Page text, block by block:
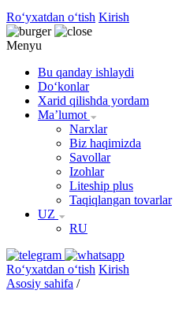
Roʻyxatdan oʻtish Kirish
Menyu
Bu qanday ishlaydi
Doʻkonlar
Xarid qilishda yordam
Maʼlumot
Narxlar
Biz haqimizda
Savollar
Izohlar
Liteship plus
Taqiqlangan tovarlar
UZ
RU
Roʻyxatdan oʻtish Kirish
Asosiy sahifa /